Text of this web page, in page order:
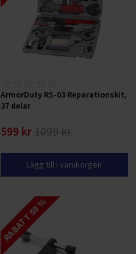
ArmorDuty RS-03 Reparationskit,
37 delar
599 kr1099 kr
Lägg till i varukorgen
RABATT 59 %